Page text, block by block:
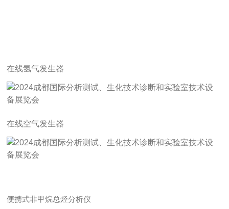
在线氢气发生器
在线空气发生器
便携式非甲烷总烃分析仪